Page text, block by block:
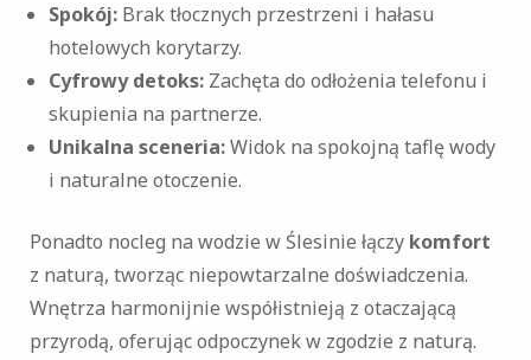
Spokój: Brak tłocznych przestrzeni i hałasu
hotelowych korytarzy.
Cyfrowy detoks: Zachęta do odłożenia telefonu i
skupienia na partnerze.
Unikalna sceneria:Widok na spokojną taflę wody
i naturalne otoczenie.
Ponadto nocleg na wodzie w Ślesinie łączy komfort
z naturą, tworząc niepowtarzalne doświadczenia.
Wnętrza harmonijnie współistnieją z otaczającą
przyrodą, oferując odpoczynek w zgodzie z naturą.